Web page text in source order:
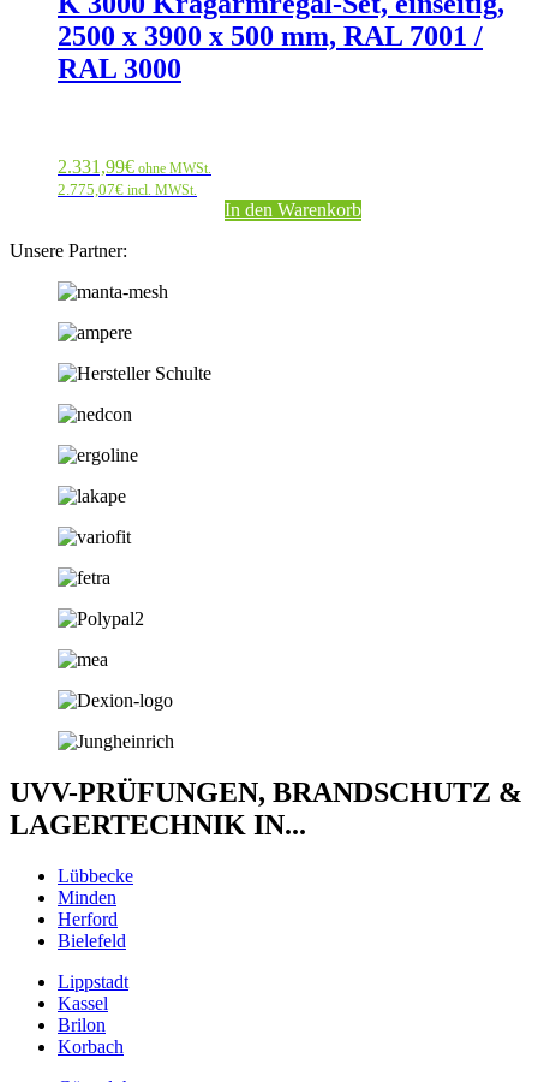
2500 x 3900 x 500 mm, RAL 7001 /
RAL 3000
2.331,99€ ohne MWSt.
2.775,07€ incl. MWSt.
In den Warenkorb
Unsere Partner:
UVV-PRÜFUNGEN, BRANDSCHUTZ &
LAGERTECHNIK IN...
Lübbecke
Minden
Herford
Bielefeld
Lippstadt
Kassel
Brilon
Korbach